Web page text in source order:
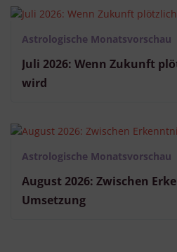
Juli 2026: Wenn Zukunft
wird
Astrologische Monatsvorschau
August 2026: Zwischen
Umsetzung
Astrologische Monatsvorschau